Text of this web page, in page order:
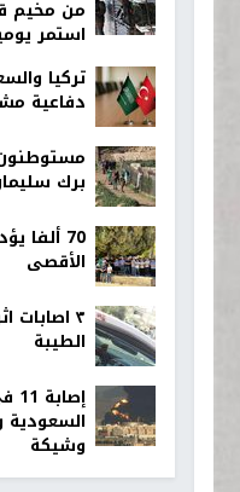
من مخيم
استمر
تركيا
دفاعية
مستوطنون
برك
70
الأقصى
٣
الطيبة
وشيكة